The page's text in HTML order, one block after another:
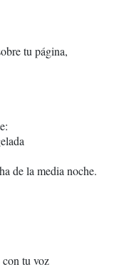
tu página,
de la media noche.
tu voz